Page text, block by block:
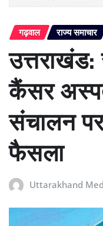
गढ़वाल राज्य समाचार
कैंसर
संचालन
फैसला
Uttarakhand